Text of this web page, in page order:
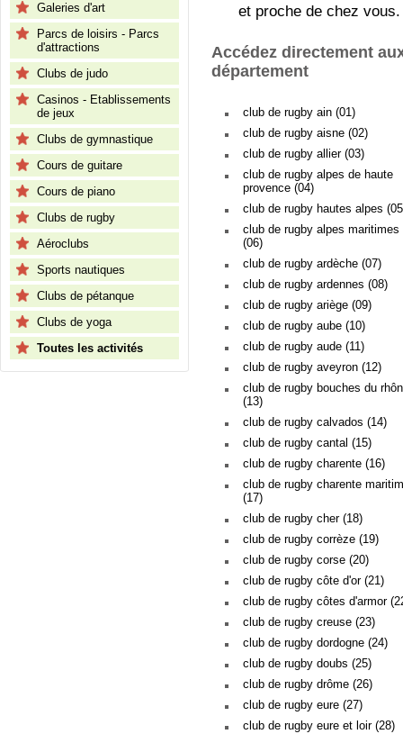
Galeries d'art
Parcs de loisirs - Parcs
d'attractions
Clubs de judo
Casinos - Etablissements
de jeux
Clubs de gymnastique
Cours de guitare
Cours de piano
Clubs de rugby
Aéroclubs
Sports nautiques
Clubs de pétanque
Clubs de yoga
Toutes les activités
et proche de chez vous.
Accédez directement
département
club de rugby ain (01)
club de rugby aisne (02)
club de rugby allier (03)
club de rugby alpes de haute
provence (04)
club de rugby hautes alpes
club de rugby alpes maritimes
(06)
club de rugby ardèche (07)
club de rugby ardennes (08)
club de rugby ariège (09)
club de rugby aube (10)
club de rugby aude (11)
club de rugby aveyron (12)
club de rugby bouches du
(13)
club de rugby calvados (14)
club de rugby cantal (15)
club de rugby charente (16)
club de rugby charente
(17)
club de rugby cher (18)
club de rugby corrèze (19)
club de rugby corse (20)
club de rugby côte d'or (21)
club de rugby côtes d'armor
club de rugby creuse (23)
club de rugby dordogne (24)
club de rugby doubs (25)
club de rugby drôme (26)
club de rugby eure (27)
club de rugby eure et loir (28)